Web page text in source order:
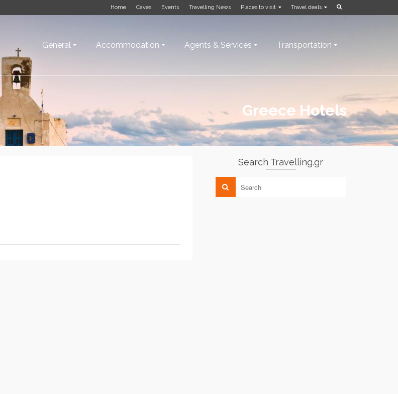
Home Caves Events Travelling News Places to visit Travel deals
General Accommodation Agents & Services Transportation
Greece Hotels
Search Travelling.gr